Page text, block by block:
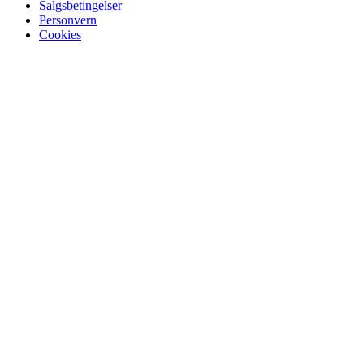
Salgsbetingelser
Personvern
Cookies